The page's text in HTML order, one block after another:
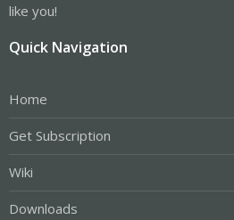
like you!
Quick Navigation
Home
Get Subscription
Wiki
Downloads